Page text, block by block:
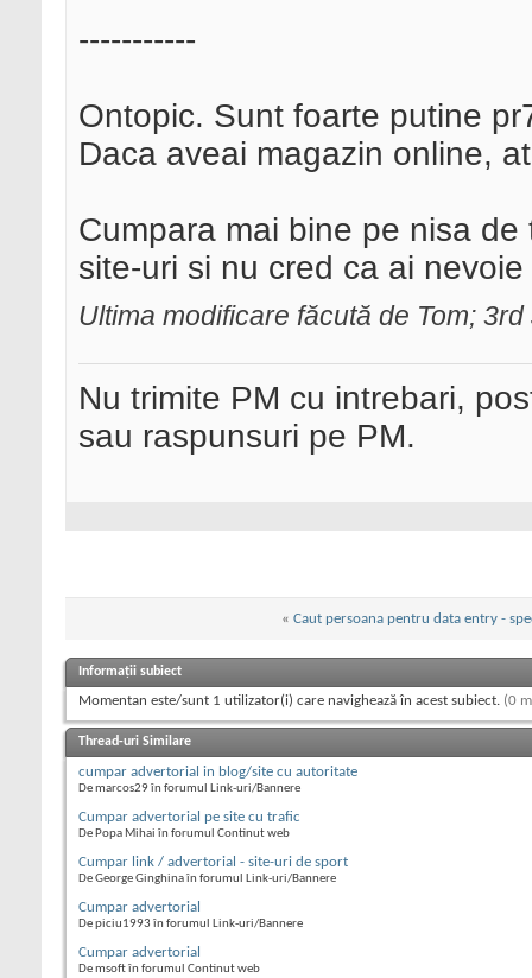
-----------
Ontopic. Sunt foarte putine
Daca aveai magazin online,
Cumpara mai bine pe nisa
site-uri si nu cred ca ai
Ultima modificare făcută de Tom;
Nu trimite PM cu intrebari,
sau raspunsuri pe PM.
« Caut persoana pentru data entry -
Informații subiect
Momentan este/sunt 1 utilizator(i) care navighează în acest subiect. (0
Thread-uri Similare
cumpar advertorial in blog/site cu autoritate
De marcos29 în forumul Link-uri/Bannere
Cumpar advertorial pe site cu trafic
De Popa Mihai în forumul Continut web
Cumpar link / advertorial - site-uri de sport
De George Ginghina în forumul Link-uri/Bannere
Cumpar advertorial
De piciu1993 în forumul Link-uri/Bannere
Cumpar advertorial
De msoft în forumul Continut web